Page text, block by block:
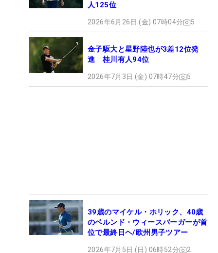
人125位
2026年6月26日 (金) 07時04分 5
金子駆大と星野陸也が3差12位発
進 桂川有人94位
2026年7月3日 (金) 07時47分 5
39歳のマイケル・ホリック、40歳
のベルンド・ウィースバーガーが首
位で最終日ヘ/欧州男子ツアー
2026年7月5日 (日) 06時52分 2